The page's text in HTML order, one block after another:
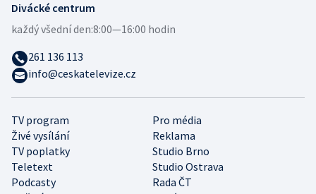
TV program
Pro média
Živé vysílání
Reklama
TV poplatky
Studio Brno
Teletext
Studio Ostrava
Podcasty
Rada ČT
Divácké centrum
každý všední den:8:00—16:00 hodin
261 136 113
info@ceskatelevize.cz